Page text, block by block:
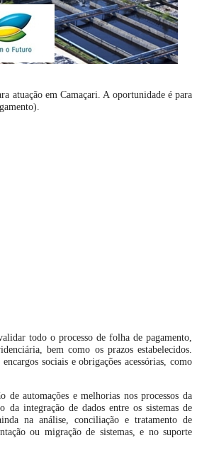
atuação em Camaçari. A oportunidade é para
todo o processo de folha de pagamento,
bem como os prazos estabelecidos.
sociais e obrigações acessórias, como
de automações e melhorias nos processos da
da integração de dados entre os sistemas de
na análise, conciliação e tratamento de
ou migração de sistemas, e no suporte